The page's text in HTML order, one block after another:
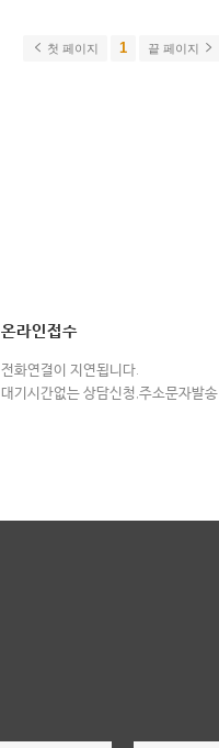
첫 페이지 1 끝 페이지
온라인접수
전화연결이 지연됩니다.
대기시간없는 상담신청,주소문자발송